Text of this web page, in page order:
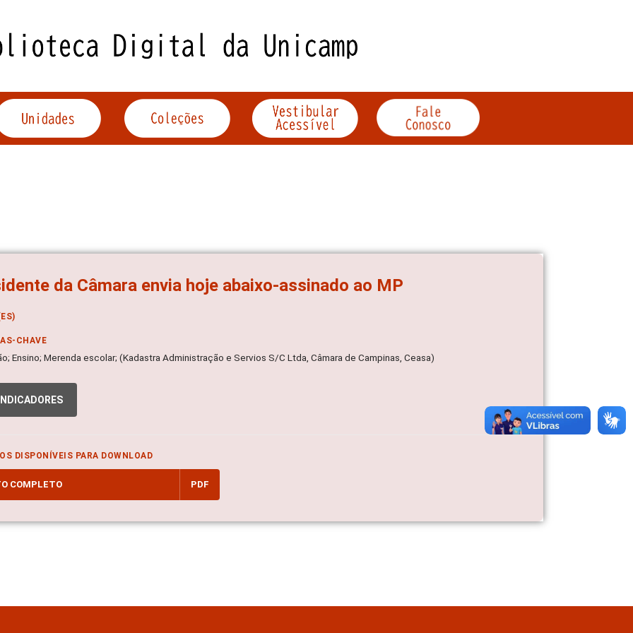
da Câmara envia hoje abaixo-assinado ao MP
CHAVE
Ensino; Merenda escolar; (Kadastra Administração e Servios S/C Ltda, Câmara de Campinas, Ceasa)
INDICADORES
DISPONÍVEIS PARA DOWNLOAD
COMPLETO PDF